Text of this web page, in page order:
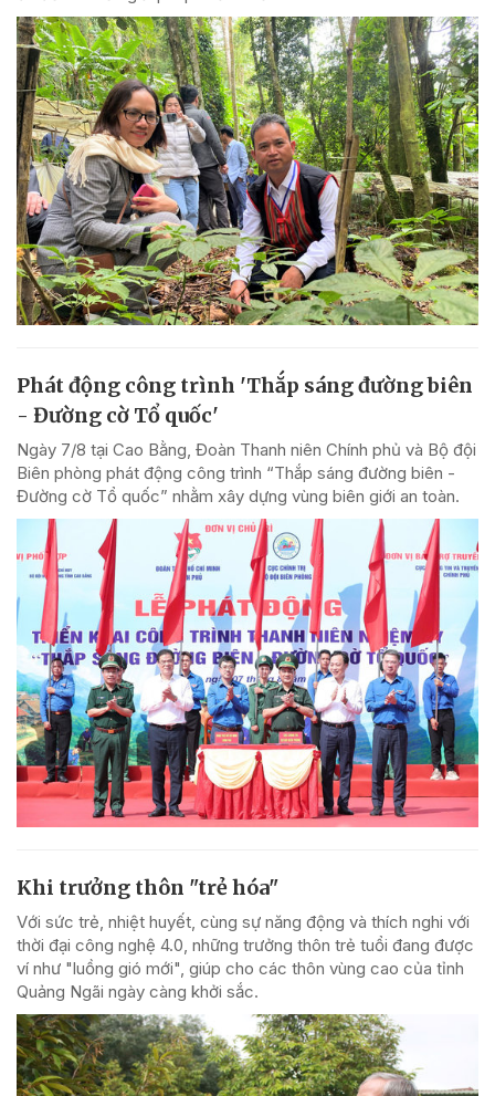
Phát động công trình 'Thắp sáng đường biên
- Đường cờ Tổ quốc'
Ngày 7/8 tại Cao Bằng, Đoàn Thanh niên Chính phủ và Bộ đội
Biên phòng phát động công trình “Thắp sáng đường biên -
Đường cờ Tổ quốc” nhằm xây dựng vùng biên giới an toàn.
Khi trưởng thôn "trẻ hóa"
Với sức trẻ, nhiệt huyết, cùng sự năng động và thích nghi với
thời đại công nghệ 4.0, những trưởng thôn trẻ tuổi đang được
ví như "luồng gió mới", giúp cho các thôn vùng cao của tỉnh
Quảng Ngãi ngày càng khởi sắc.